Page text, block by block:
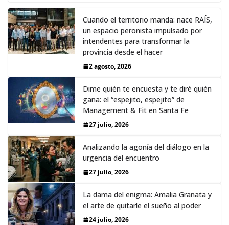
Cuando el territorio manda: nace RAÍS,
un espacio peronista impulsado por
intendentes para transformar la
provincia desde el hacer
2 agosto, 2026
Dime quién te encuesta y te diré quién
gana: el “espejito, espejito” de
Management & Fit en Santa Fe
27 julio, 2026
Analizando la agonía del diálogo en la
urgencia del encuentro
27 julio, 2026
La dama del enigma: Amalia Granata y
el arte de quitarle el sueño al poder
24 julio, 2026